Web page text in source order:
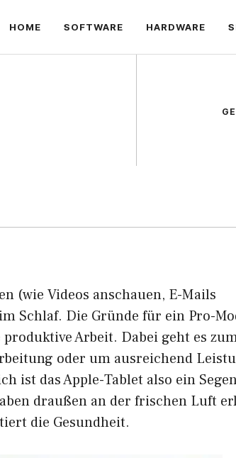
HOME SOFTWARE HARDWARE
(wie Videos anschauen, E-Mails
Schlaf. Die Gründe für ein Pro-
Arbeit. Dabei geht es
oder um ausreichend
ist das Apple-Tablet also ein
draußen an der frischen Luft
die Gesundheit.